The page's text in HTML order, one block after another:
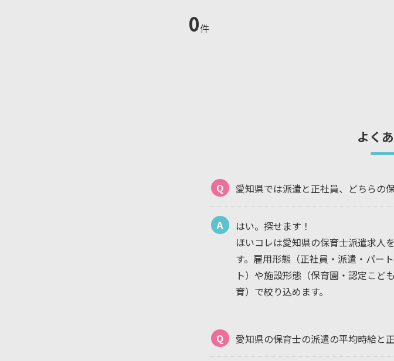
0件
よく
Q 愛知県では派遣と正社員、どちらの
A
はい。探せます！
ほいコレは愛知県の保育士派遣求人
す。雇用形態（正社員・派遣・パー
ト）や施設形態（保育園・認定こど
育）で絞り込めます。
Q 愛知県の保育士の派遣の平均時給と